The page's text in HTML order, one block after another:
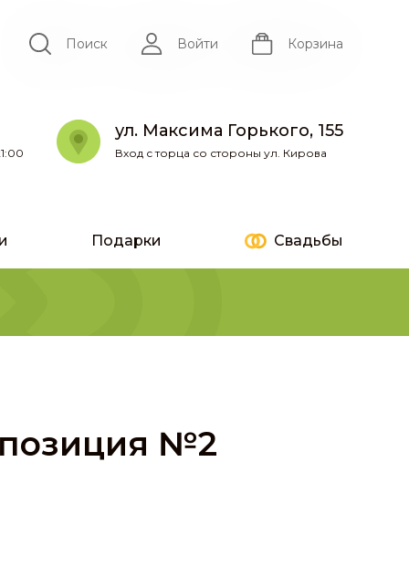
Поиск Войти Корзина
ул. Максима Горького, 155
Вход с торца со стороны ул. Кирова
Подарки Свадьбы
№2